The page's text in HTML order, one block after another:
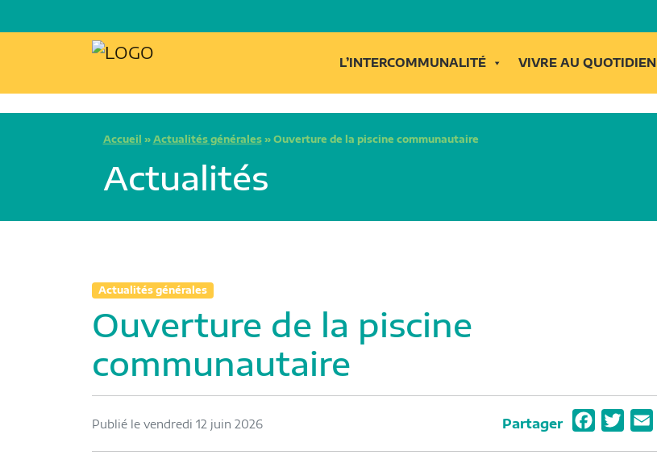
L’INTERCOMMUNALITÉ VIVRE AU QUOTIDIEN
Accueil » Actualités générales» Ouverture de la piscine communautaire
Actualités
Actualités générales
Ouverture de la piscine
communautaire
Publié le vendredi 12 juin 2026 Partager